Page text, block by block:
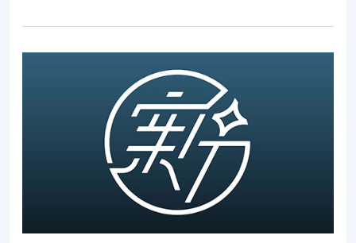
次推拿、按摩，都難以讓您徹底擺脫不適。